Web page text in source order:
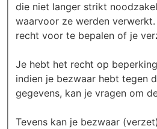
die niet langer strikt
waarvoor ze werden
recht voor te bepalen of je
Je hebt het recht op
indien je bezwaar hebt tegen
gegevens, kan je vragen om
Tevens kan je bezwaar